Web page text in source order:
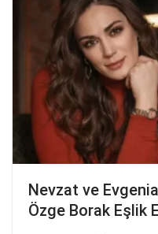
Nevzat ve
Özge Borak Eşlik